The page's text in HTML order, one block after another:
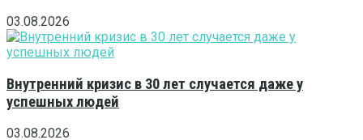
03.08.2026
Внутренний кризис в 30 лет случается даже у
успешных людей
03.08.2026